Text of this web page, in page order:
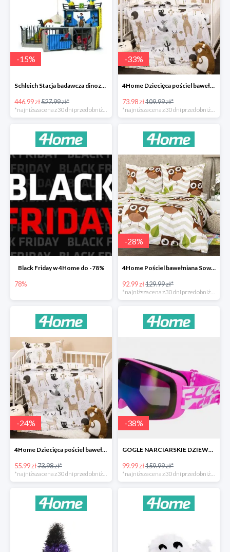
-15%
Schleich Stacja badawcza dinozaurów -15%
446.99 zł527.99 zł*
*najniższa cena z 30 dni przed obniżką
-33%
4Home Dziecięca pościel bawełniana do łóżeczka Nordic Friends -33%
73.98 zł109.99 zł*
*najniższa cena z 30 dni przed obniżką
Black Friday w 4Home do -78%
78%
-28%
4Home Pościel bawełniana Sowy -28%
92.99 zł129.99 zł*
-24%
4Home Dziecięca pościel bawełniana do łóżeczka Nordic Friends -24%
55.99 zł73.98 zł*
-38%
GOGLE NARCIARSKIE DZIEWCZĘCE -37%
99.99 zł159.99 zł*